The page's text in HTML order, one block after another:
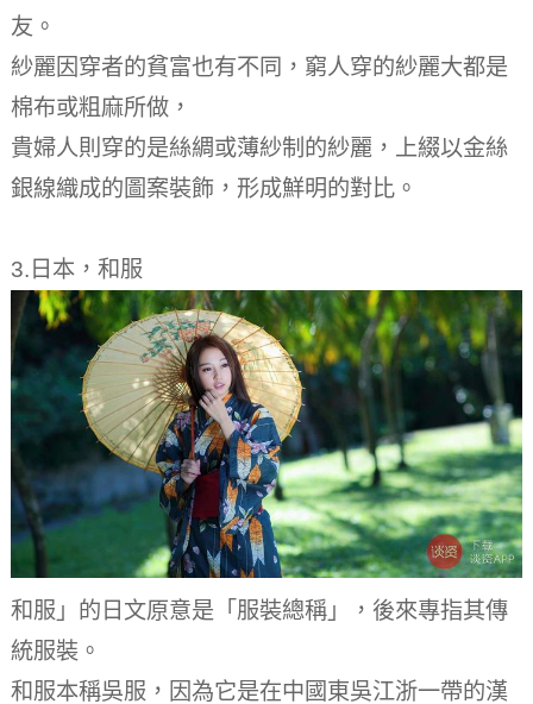
友。
紗麗因穿者的貧富也有不同，窮人穿的紗麗大都是
棉布或粗麻所做，
貴婦人則穿的是絲綢或薄紗制的紗麗，上綴以金絲
銀線織成的圖案裝飾，形成鮮明的對比。
3.日本，和服
和服」的日文原意是「服裝總稱」，後來專指其傳
統服裝。
和服本稱吳服，因為它是在中國東吳江浙一帶的漢